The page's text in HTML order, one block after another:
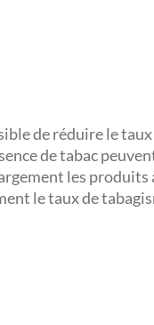
de réduire le
de tabac
les
le taux de